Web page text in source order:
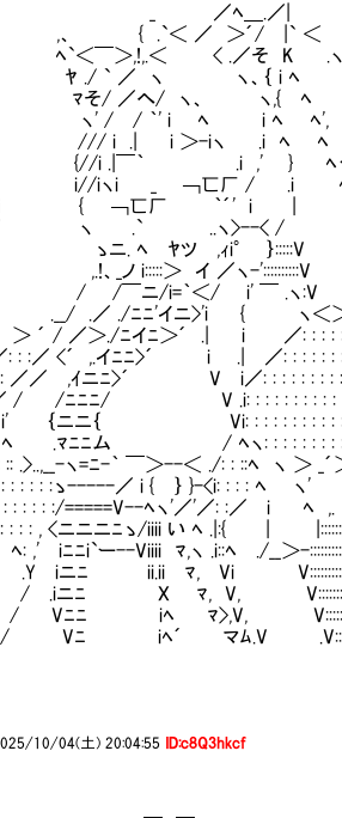
＿.／|
／ ＞´/ |` ＜
＜ < .／そ K .ヽ
ヽ ヽ、｛ i ﾍ
/ ヽ、 ヽ,{ ﾍ
' i ﾍ i ﾍ ﾍ
＞-iヽ .i ﾍ
i .|￣｀ .i ,' } ﾍヽ
ヽi _ ￢匸厂 / .i ﾍ ＞-' 全く
￢匸厂 ｀´' i | ﾍ
ヽ>--< / V /
ﾔツ ,ｨi° ｝:::::V
＞ イ ／ヽ-'::::::::::V V / イ
/i=｀＜/ i' ￣ .ヽ
イニ>'i { ヽ＜＞- V / しゃ
./ﾆイﾆ＞´ .| i ／: : : : : :
,.イﾆﾆ>´ i .| ／: : : : : : : : : :
ｲニﾆ>´ V i／: : : : : : : : : :
ﾆ/ V .i: : : : : : : : : : : : : : :
ニ｛ Vi: : : : : : : : : : : : :
/ ﾍヽ: : : : : : : : :＞/, --
=ﾆ-｀ ￣＞--＜ ./: : ::ﾍ ヽ ＞
／ i { ｝ }-<i: : : : ﾍ
ﾍヽ'／'／: :／ i
ニニﾆゝ/iiii い ﾍ .|:{ |
Viiii ﾏ,ヽ .i::ﾍ ./__＞-
ii.ii ﾏ, Vi
X ﾏ, V,
ﾆ iﾍ ﾏ>,V,
ﾍ´ マﾑ.V
10/04(土) 20:04:55 ID:c8Q3hkcf